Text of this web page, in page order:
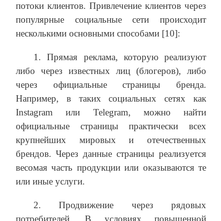
потоки клиентов. Привлечение клиентов через
популярные социальные сети происходит
несколькими основными способами [10]:
1. Прямая реклама, которую реализуют
либо через известных лиц (блогеров), либо
через официальные страницы бренда.
Например, в таких социальных сетях как
Instagram или Telegram, можно найти
официальные страницы практически всех
крупнейших мировых и отечественных
брендов. Через данные страницы реализуется
весомая часть продукции или оказываются те
или иные услуги.
2. Продвижение через рядовых
потребителей. В условиях повышенной